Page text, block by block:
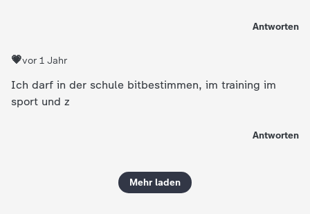
Antworten
💗vor 1 Jahr
Ich darf in der schule bitbestimmen, im training im
sport und z
Antworten
Mehr laden